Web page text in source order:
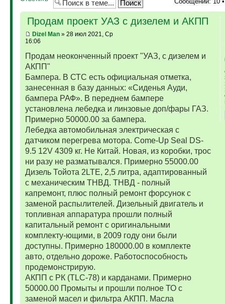
Продам проект УАЗ с дизелем и АКПП
Dizel Man» 28 июл 2021, Ср
16:06
Продам неоконченный проект "УАЗ, с дизелем и
АКПП"
Бампера. В СТС есть официальная отметка,
занесенная в базу данных: «Сиденья Ауди,
бампера РАФ». В переднем бампере
установлена лебедка и линзовые доп/фары ГАЗ.
Примерно 50000.00 за бампера.
Лебедка автомобильная электрическая с
датчиком перегрева мотора. Come-Up Seal DS-
9.5 12V 4309 кг. Не Китай. Новая, из коробки, трос
ни разу не разматывался. Примерно 55000.00
Дизель Тойота 2LTE, 2,5 литра, адаптированный
с механическим ТНВД. ТНВД - полный
капремонт, плюс полный ремонт форсунок с
заменой распылителей. Дизельный двигатель и
топливная аппаратура прошли полный
капитальный ремонт с оригинальными
комплекту-ющими, в 2009 году они были
доступны. Примерно 180000.00 в комплекте
авто, отдельно дороже. Работоспособность
продемонстрирую.
АКПП с РК (TLC-78) и карданами. Примерно
50000.00 Промыты и прошли полное ТО с
заменой масел и фильтра АКПП. Масла